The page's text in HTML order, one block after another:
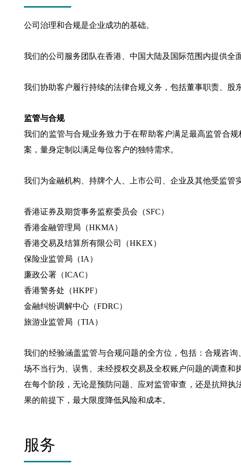
公司治理和合规是企业成功的基础。
我们的公司服务团队在香港、中国大陆及国际范围内提供全
我们协助客户履行持续的法律合规义务，包括董事职责、股
监管与合规
我们的监管与合规业务致力于在帮助客户满足最高监管合
案，量身定制以满足每位客户的独特需求。
我们为金融机构、持牌个人、上市公司、企业及其他受监管
香港证券及期货事务监察委员会（SFC）
香港金融管理局（HKMA）
香港交易及结算所有限公司（HKEX）
保险业监管局（IA）
廉政公署（ICAC）
香港警务处（HKPF）
金融纠纷调解中心（FDRC）
旅游业监管局（TIA）
我们的经验涵盖监管与合规问题的全方位，包括：合规咨
场不当行为、误售、未经授权交易及全权账户问题的调查和
在每个阶段，无论是预防问题、应对监管审查，还是抗辩
果的前提下，最大限度降低风险和成本。
服务